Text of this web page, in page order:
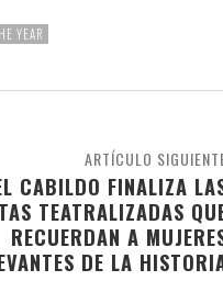
YEAR
ARTÍCULO
CABILDO FINALIZA
TEATRALIZADAS
RECUERDAN A
DE LA